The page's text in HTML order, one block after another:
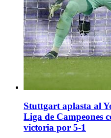
Stuttgart aplasta al
Liga de Campeones
victoria por 5-1